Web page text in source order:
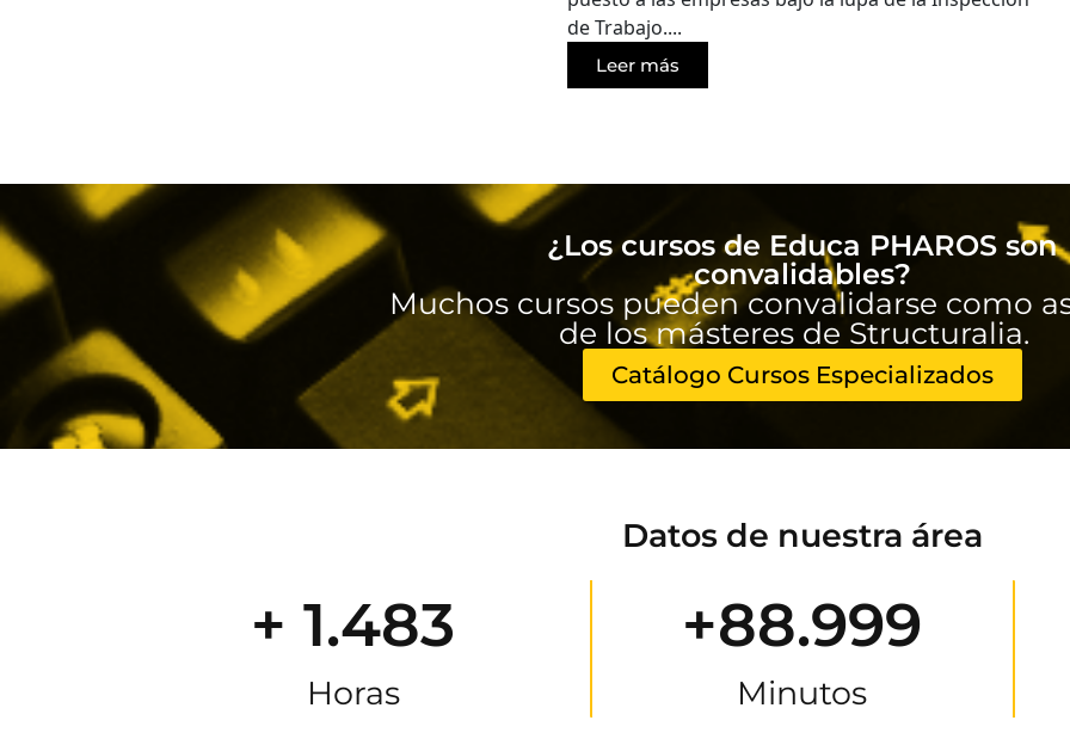
de Trabajo....
Leer más
¿Los cursos de Educa PHAROS son
convalidables?
Muchos cursos pueden convalidarse como
de los másteres de Structuralia.
Catálogo Cursos Especializados
Datos de nuestra área
+ 1.483
Horas
+88.999
Minutos